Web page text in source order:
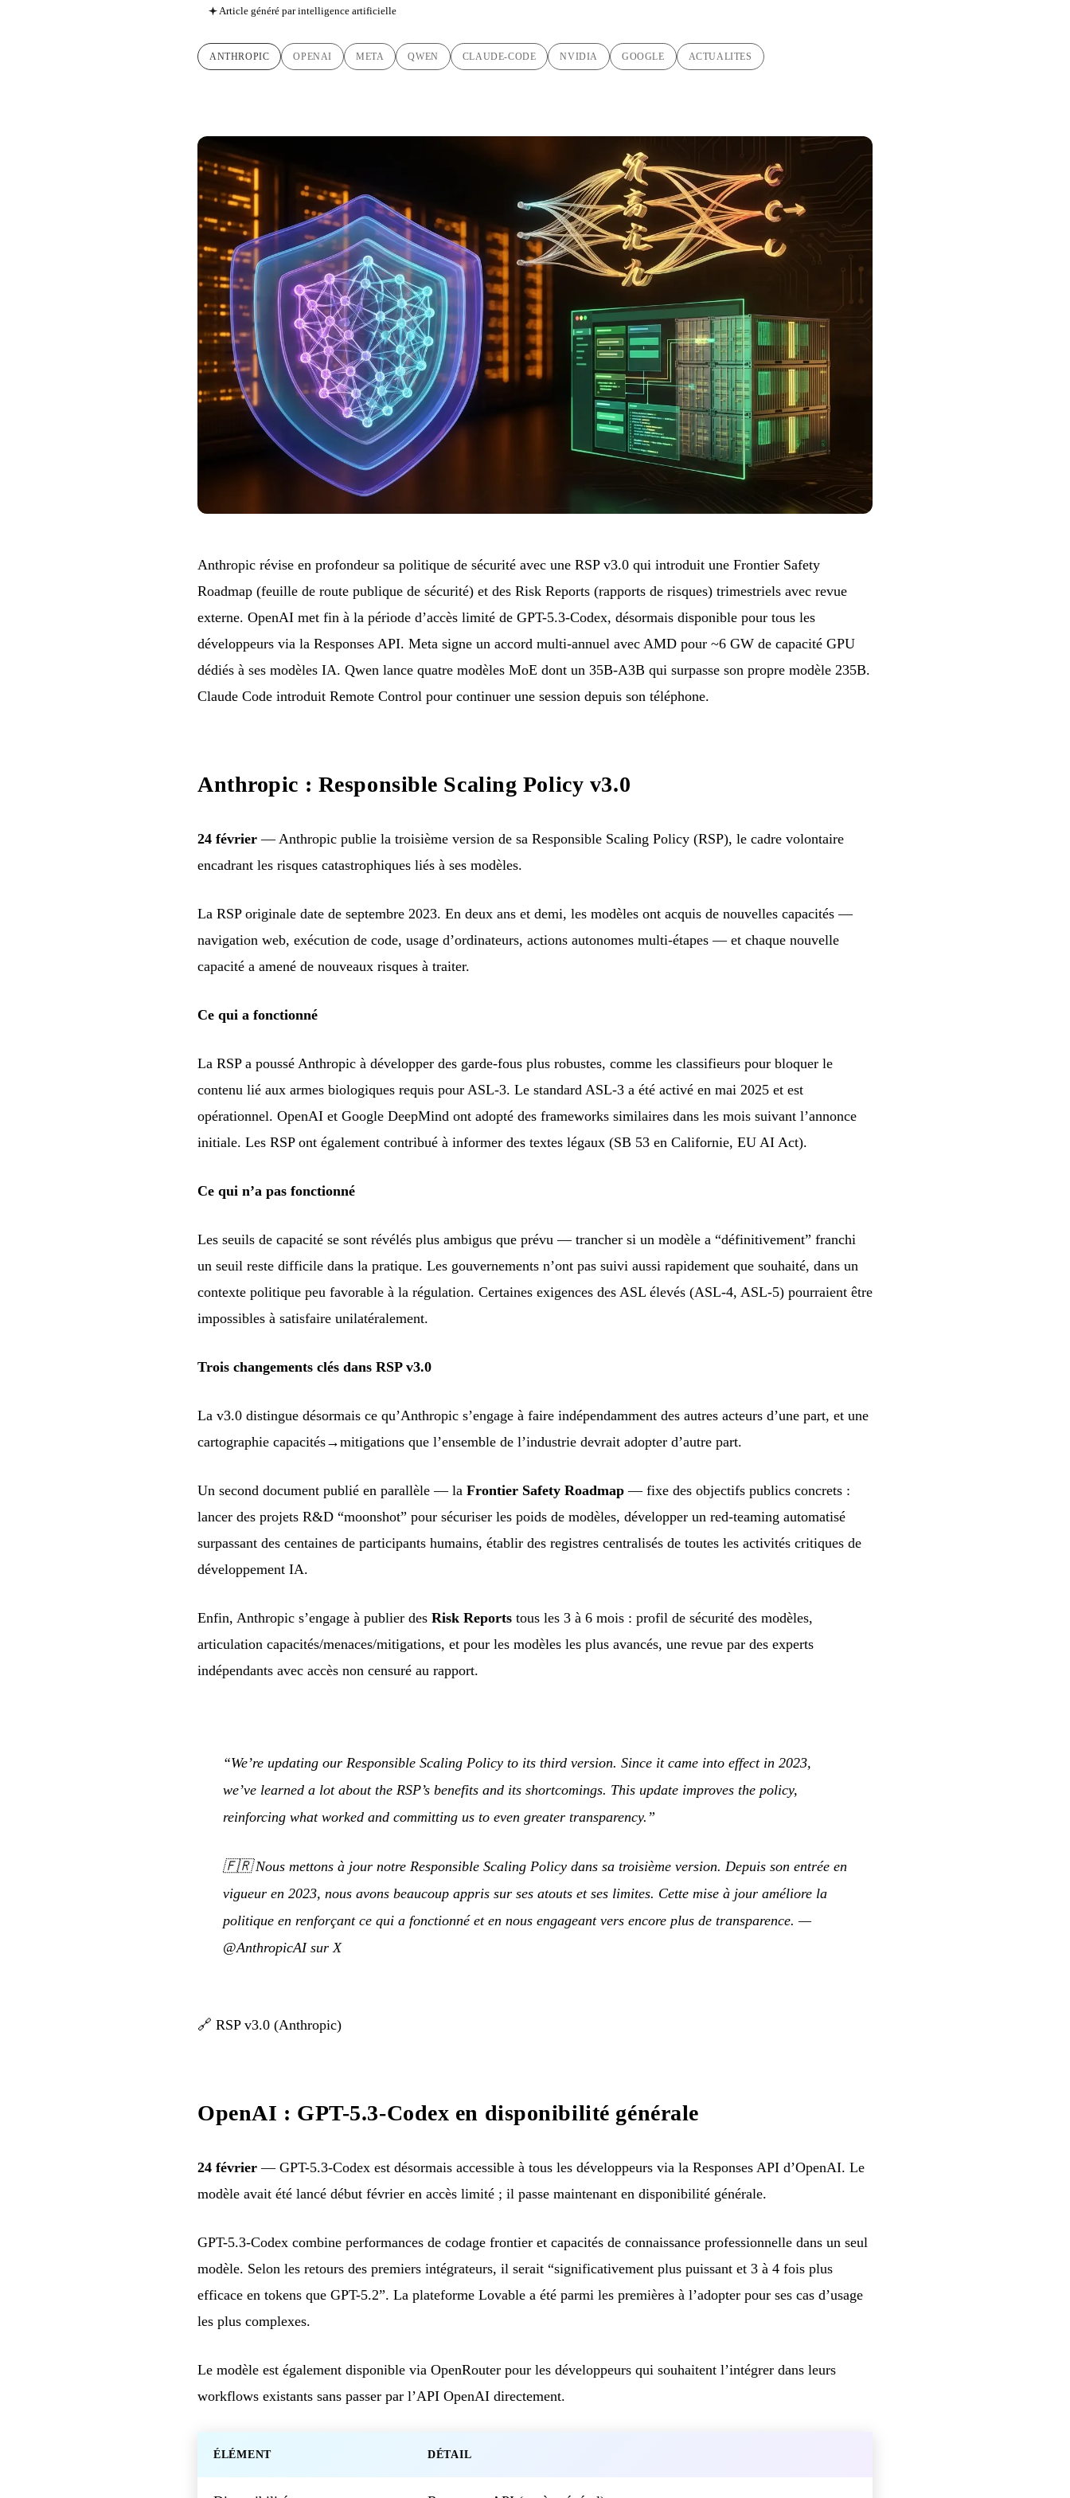
Article généré par intelligence artificielle
ANTHROPIC OPENAI META QWEN CLAUDE-CODE NVIDIA GOOGLE ACTUALITES
Anthropic révise en profondeur sa politique de sécurité avec une RSP v3.0 qui introduit une Frontier Safety
Roadmap (feuille de route publique de sécurité) et des Risk Reports (rapports de risques) trimestriels avec revue
externe. OpenAI met fin à la période d’accès limité de GPT-5.3-Codex, désormais disponible pour tous les
développeurs via la Responses API. Meta signe un accord multi-annuel avec AMD pour ~6 GW de capacité GPU
dédiés à ses modèles IA. Qwen lance quatre modèles MoE dont un 35B-A3B qui surpasse son propre modèle 235B.
Claude Code introduit Remote Control pour continuer une session depuis son téléphone.
Anthropic : Responsible Scaling Policy v3.0
24 février — Anthropic publie la troisième version de sa Responsible Scaling Policy (RSP), le cadre volontaire
encadrant les risques catastrophiques liés à ses modèles.
La RSP originale date de septembre 2023. En deux ans et demi, les modèles ont acquis de nouvelles capacités —
navigation web, exécution de code, usage d’ordinateurs, actions autonomes multi-étapes — et chaque nouvelle
capacité a amené de nouveaux risques à traiter.
Ce qui a fonctionné
La RSP a poussé Anthropic à développer des garde-fous plus robustes, comme les classifieurs pour bloquer le
contenu lié aux armes biologiques requis pour ASL-3. Le standard ASL-3 a été activé en mai 2025 et est
opérationnel. OpenAI et Google DeepMind ont adopté des frameworks similaires dans les mois suivant l’annonce
initiale. Les RSP ont également contribué à informer des textes légaux (SB 53 en Californie, EU AI Act).
Ce qui n’a pas fonctionné
Les seuils de capacité se sont révélés plus ambigus que prévu — trancher si un modèle a “définitivement” franchi
un seuil reste difficile dans la pratique. Les gouvernements n’ont pas suivi aussi rapidement que souhaité, dans un
contexte politique peu favorable à la régulation. Certaines exigences des ASL élevés (ASL-4, ASL-5) pourraient être
impossibles à satisfaire unilatéralement.
Trois changements clés dans RSP v3.0
La v3.0 distingue désormais ce qu’Anthropic s’engage à faire indépendamment des autres acteurs d’une part, et une
cartographie capacités→mitigations que l’ensemble de l’industrie devrait adopter d’autre part.
Un second document publié en parallèle — la Frontier Safety Roadmap — fixe des objectifs publics concrets :
lancer des projets R&D “moonshot” pour sécuriser les poids de modèles, développer un red-teaming automatisé
surpassant des centaines de participants humains, établir des registres centralisés de toutes les activités critiques de
développement IA.
Enfin, Anthropic s’engage à publier des Risk Reports tous les 3 à 6 mois : profil de sécurité des modèles,
articulation capacités/menaces/mitigations, et pour les modèles les plus avancés, une revue par des experts
indépendants avec accès non censuré au rapport.
“We’re updating our Responsible Scaling Policy to its third version. Since it came into effect in 2023,
we’ve learned a lot about the RSP’s benefits and its shortcomings. This update improves the policy,
reinforcing what worked and committing us to even greater transparency.”
🇫🇷Nous mettons à jour notre Responsible Scaling Policy dans sa troisième version. Depuis son entrée en
vigueur en 2023, nous avons beaucoup appris sur ses atouts et ses limites. Cette mise à jour améliore la
politique en renforçant ce qui a fonctionné et en nous engageant vers encore plus de transparence. —
@AnthropicAI sur X
🔗 RSP v3.0 (Anthropic)
OpenAI : GPT-5.3-Codex en disponibilité générale
24 février — GPT-5.3-Codex est désormais accessible à tous les développeurs via la Responses API d’OpenAI. Le
modèle avait été lancé début février en accès limité ; il passe maintenant en disponibilité générale.
GPT-5.3-Codex combine performances de codage frontier et capacités de connaissance professionnelle dans un seul
modèle. Selon les retours des premiers intégrateurs, il serait “significativement plus puissant et 3 à 4 fois plus
efficace en tokens que GPT-5.2”. La plateforme Lovable a été parmi les premières à l’adopter pour ses cas d’usage
les plus complexes.
Le modèle est également disponible via OpenRouter pour les développeurs qui souhaitent l’intégrer dans leurs
workflows existants sans passer par l’API OpenAI directement.
ÉLÉMENT DÉTAIL